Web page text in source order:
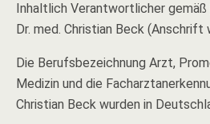
Inhaltlich Verantwortlicher
Dr. med. Christian Beck (Anschrift
Die Berufsbezeichnung Arzt,
Medizin und die
Christian Beck wurden in